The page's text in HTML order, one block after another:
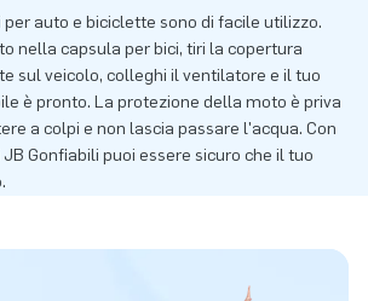
auto e biciclette sono di facile utilizzo.
nella capsula per bici, tiri la copertura
sul veicolo, colleghi il ventilatore e il tuo
è pronto. La protezione della moto è priva
a colpi e non lascia passare l'acqua. Con
Gonfiabili puoi essere sicuro che il tuo